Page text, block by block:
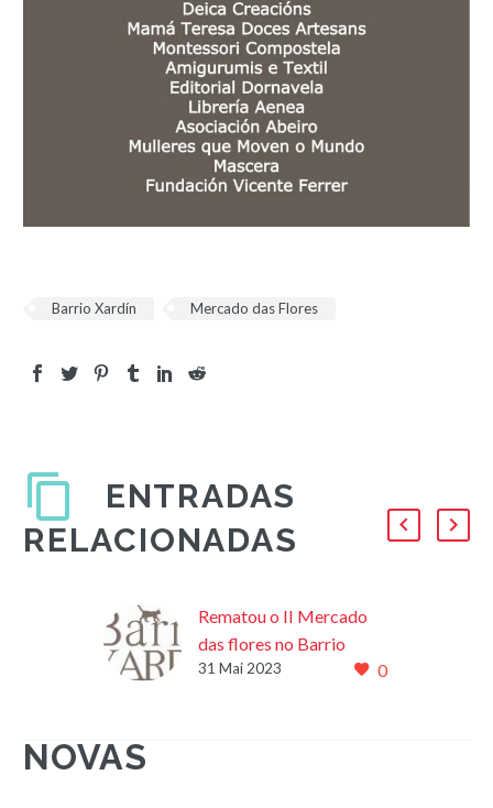
Barrio Xardín Mercado das Flores
ENTRADAS
RELACIONADAS
Rematou o II Mercado
das flores no Barrio
Xardín
0
31 Mai 2023
NOVAS